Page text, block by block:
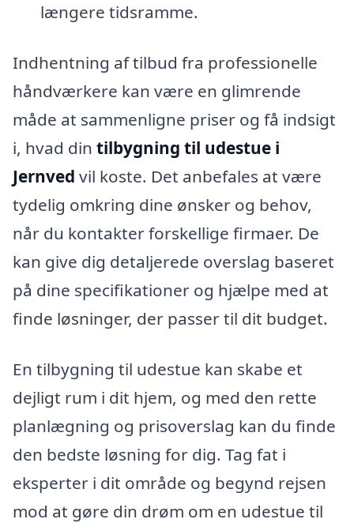
længere tidsramme.
Indhentning af tilbud fra professionelle
håndværkere kan være en glimrende
måde at sammenligne priser og få indsigt
i, hvad din tilbygning til udestue i
Jernved vil koste. Det anbefales at være
tydelig omkring dine ønsker og behov,
når du kontakter forskellige firmaer. De
kan give dig detaljerede overslag baseret
på dine specifikationer og hjælpe med at
finde løsninger, der passer til dit budget.
En tilbygning til udestue kan skabe et
dejligt rum i dit hjem, og med den rette
planlægning og prisoverslag kan du finde
den bedste løsning for dig. Tag fat i
eksperter i dit område og begynd rejsen
mod at gøre din drøm om en udestue til